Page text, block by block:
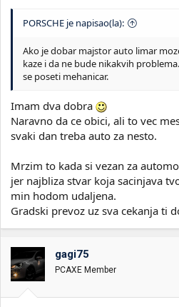
PORSCHE je napisao(la):
Ako je dobar majstor auto limar
kaze i da ne bude nikakvih
se poseti mehanicar.
Imam dva dobra
Naravno da ce obici, ali to vec
svaki dan treba auto za nesto.
Mrzim to kada si vezan za
jer najbliza stvar koja sacinjava
min hodom udaljena.
Gradski prevoz uz sva cekanja ti
gagi75
PCAXE Member